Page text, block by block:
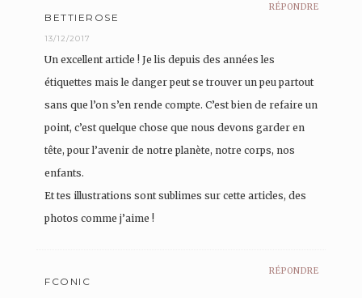
RÉPONDRE
BETTIEROSE
13/12/2017
Un excellent article ! Je lis depuis des années les
étiquettes mais le danger peut se trouver un peu partout
sans que l’on s’en rende compte. C’est bien de refaire un
point, c’est quelque chose que nous devons garder en
tête, pour l’avenir de notre planète, notre corps, nos
enfants.
Et tes illustrations sont sublimes sur cette articles, des
photos comme j’aime !
RÉPONDRE
FCONIC